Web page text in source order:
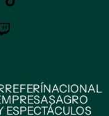
REFERÍNACIONAL
AGRO
ESPECTÁCULOS